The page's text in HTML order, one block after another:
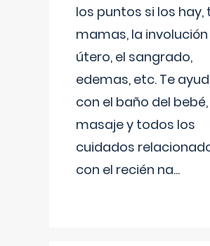
los puntos si los hay,
mamas, la involución
útero, el sangrado,
edemas, etc. Te
con el baño del bebé,
masaje y todos los
cuidados
con el recién na...